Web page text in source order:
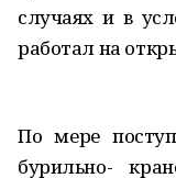
случаях и в
работал на
По мере
бурильно-